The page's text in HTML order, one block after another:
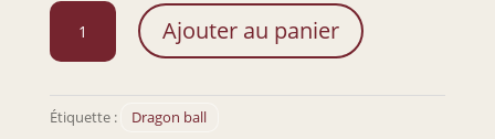
quantité
Sac
dos
Ajouter au panier
Étiquette : Dragon ball